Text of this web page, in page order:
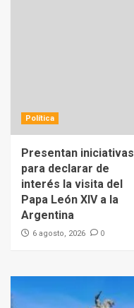
Política
Presentan iniciativas
para declarar de
interés la visita del
Papa León XIV a la
Argentina
6 agosto, 2026 0